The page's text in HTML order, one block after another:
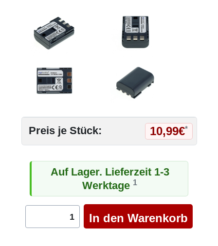
Preis je Stück: 10,99€*
Auf Lager. Lieferzeit 1-3
Werktage 1